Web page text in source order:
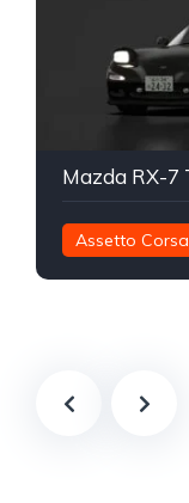
Assetto Corsa